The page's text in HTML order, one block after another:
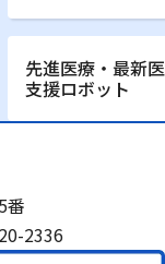
先進医療・最新
支援ロボット
番
2336